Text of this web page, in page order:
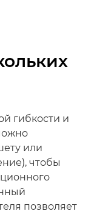
гибкости и
или
чтобы
позволяет